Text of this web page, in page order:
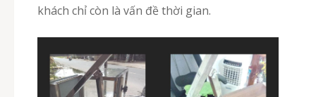
khách chỉ còn là vấn đề thời gian.